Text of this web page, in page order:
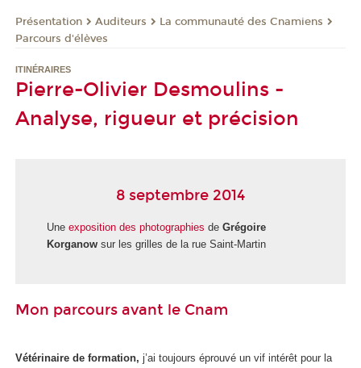
Présentation Auditeurs
La communauté des Cnamiens
Parcours d'élèves
ITINÉRAIRES
Pierre-Olivier Desmoulins -
Analyse, rigueur et précision
8 septembre 2014
Une exposition des photographies de Grégoire
Korganow sur les grilles de la rue Saint-Martin
Mon parcours avant le Cnam
Vétérinaire de formation, j’ai toujours éprouvé un vif intérêt pour la